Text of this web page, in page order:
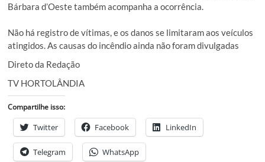
Bárbara d’Oeste também acompanha a ocorrência.
Não há registro de vítimas, e os danos se limitaram aos veículos
atingidos. As causas do incêndio ainda não foram divulgadas
Direto da Redação
TV HORTOLÂNDIA
Compartilhe isso:
Twitter Facebook LinkedIn
Telegram WhatsApp